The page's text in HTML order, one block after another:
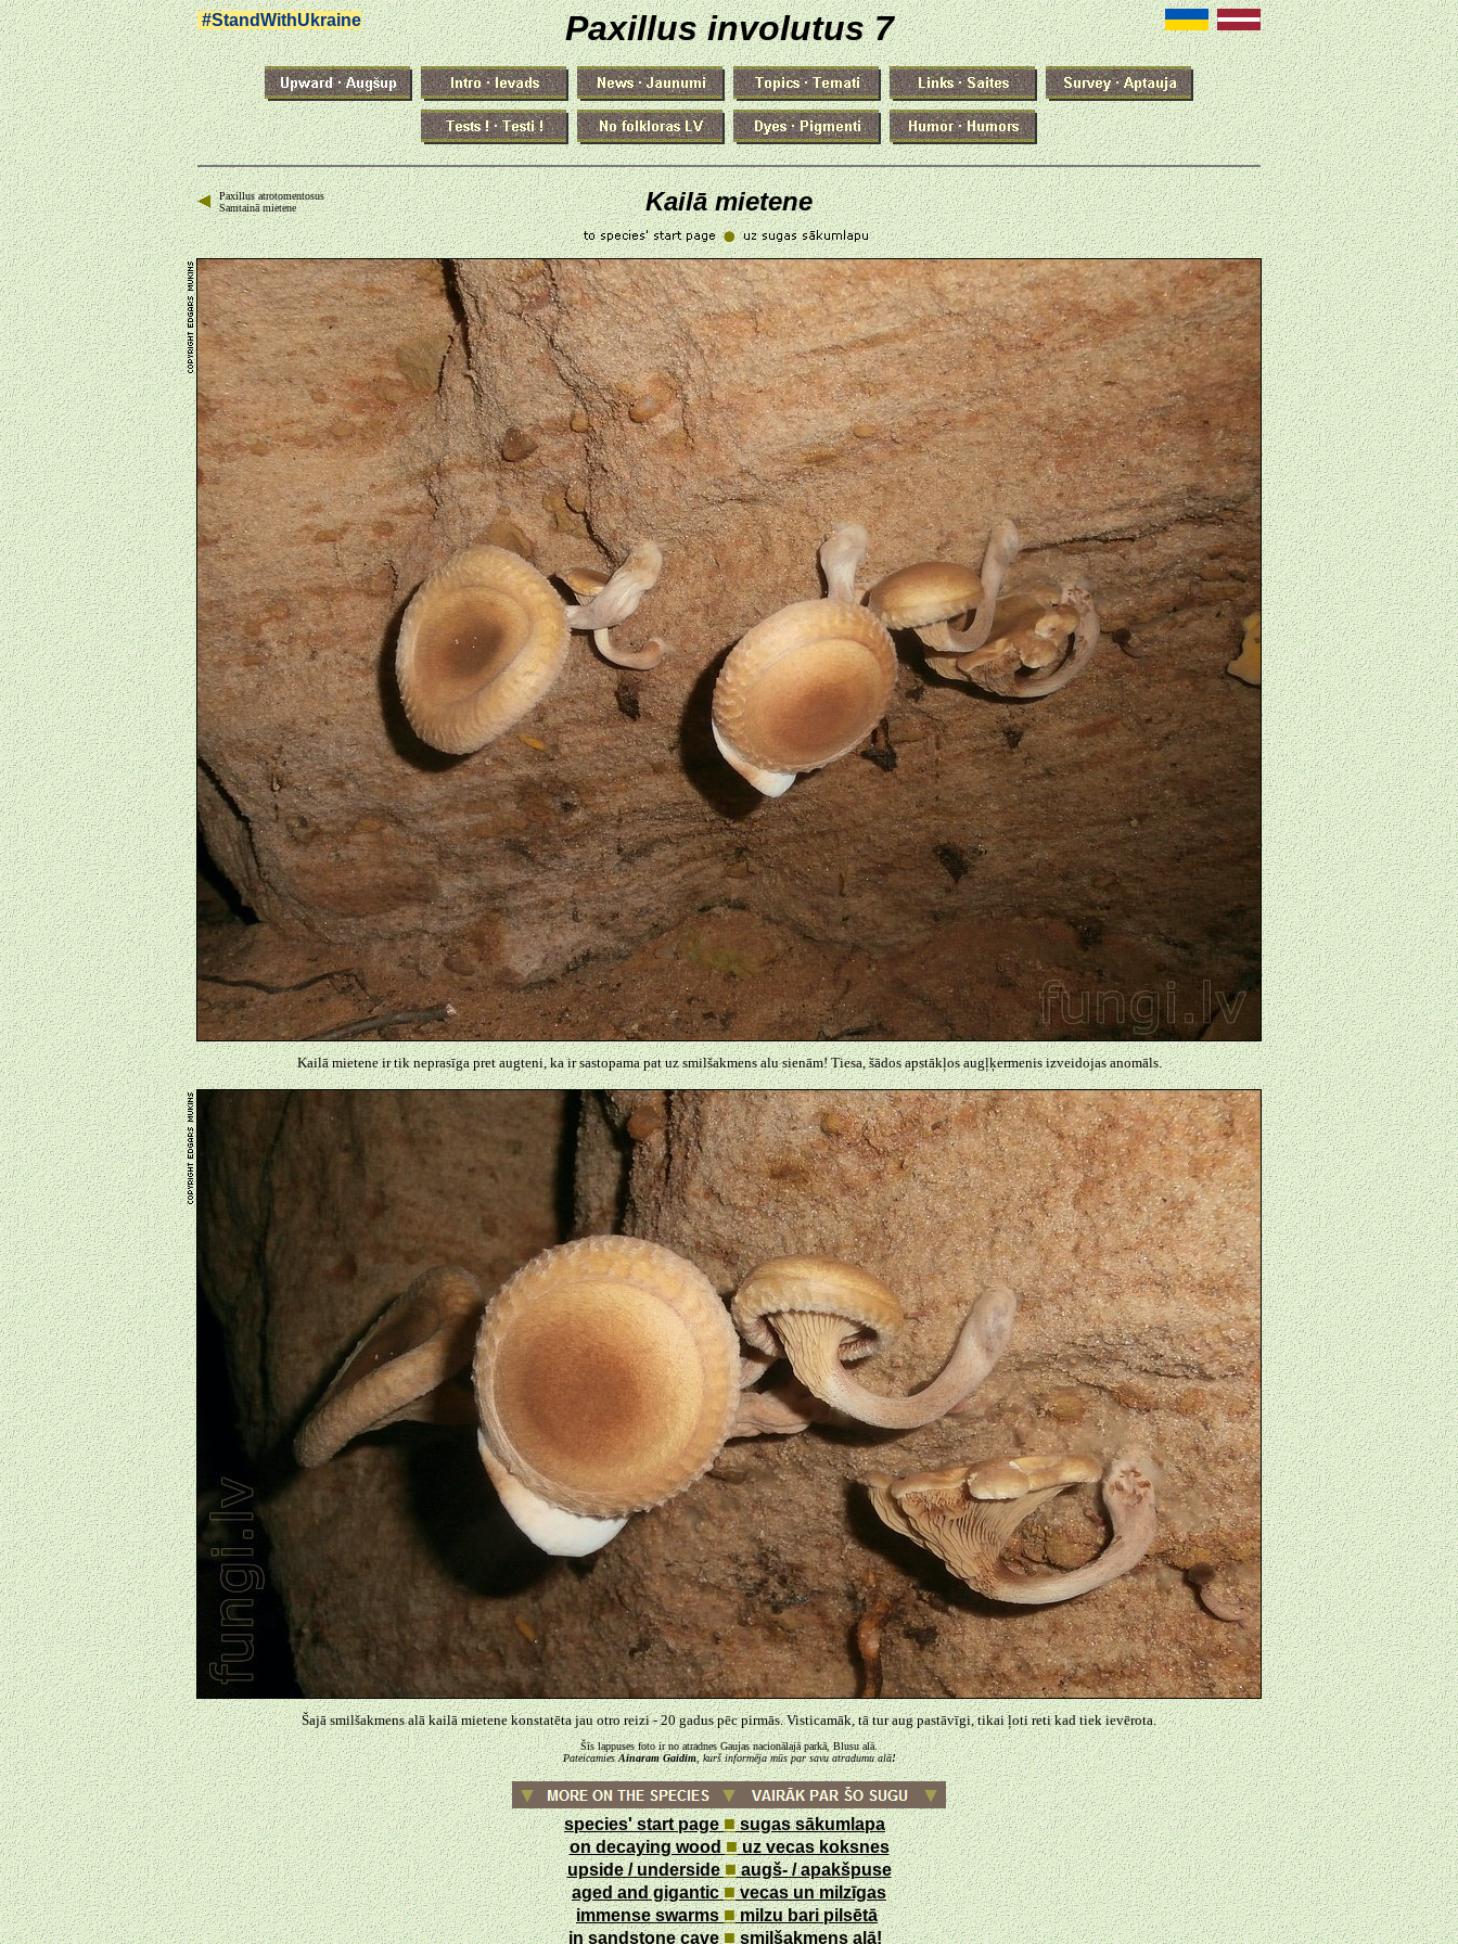
#StandWithUkraine Paxillus involutus 7
Paxillus atrotomentosus
Samtainā mietene
Kailā mietene
Kailā mietene ir tik neprasīga pret augteni, ka ir sastopama pat uz smilšakmens alu sienām! Tiesa, šādos apstākļos augļķermenis izveidojas anomāls.
Šajā smilšakmens alā kailā mietene konstatēta jau otro reizi - 20 gadus pēc pirmās. Visticamāk, tā tur aug pastāvīgi, tikai ļoti reti kad tiek ievērota.
Šīs lappuses foto ir no atradnes Gaujas nacionālajā parkā, Blusu alā.
PateicamiesAinaram Gaidim, kurš informēja mūs par savu atradumu alā!
species' start page■sugas sākumlapa
on decaying wood■uz vecas koksnes
upside / underside■augš- / apakšpuse
aged and gigantic■vecas un milzīgas
immense swarms■milzu bari pilsētā
in sandstone cave■smilšakmens alā!